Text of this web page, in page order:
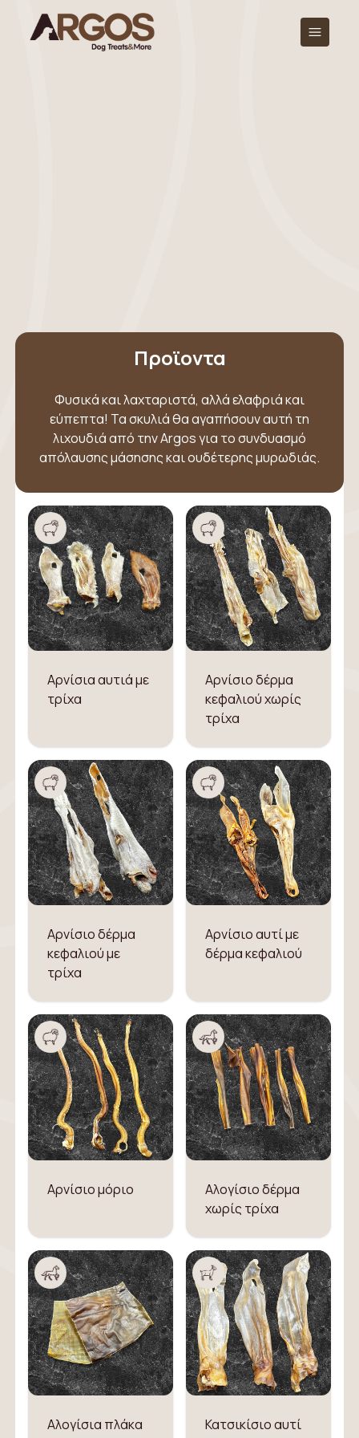
Προϊοντα
Φυσικά και λαχταριστά, αλλά ελαφριά και
εύπεπτα! Τα σκυλιά θα αγαπήσουν αυτή τη
λιχουδιά από την Argos για το συνδυασμό
απόλαυσης μάσησης και ουδέτερης μυρωδιάς.
Αρνίσια αυτιά με
τρίχα
Αρνίσιο δέρμα
κεφαλιού χωρίς
τρίχα
Αρνίσιο δέρμα
κεφαλιού με
τρίχα
Αρνίσιο αυτί με
δέρμα κεφαλιού
Αρνίσιο μόριο
Αλογίσιο δέρμα
χωρίς τρίχα
Αλογίσια πλάκα
Κατσικίσιο αυτί